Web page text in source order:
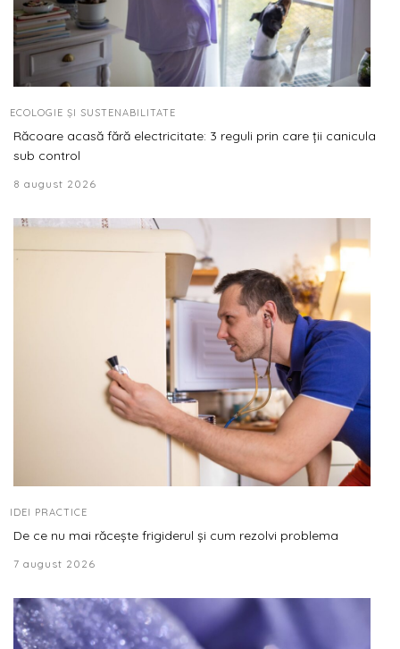
ECOLOGIE ȘI SUSTENABILITATE
Răcoare acasă fără electricitate: 3 reguli prin care ții canicula
sub control
8 august 2026
IDEI PRACTICE
De ce nu mai răcește frigiderul și cum rezolvi problema
7 august 2026